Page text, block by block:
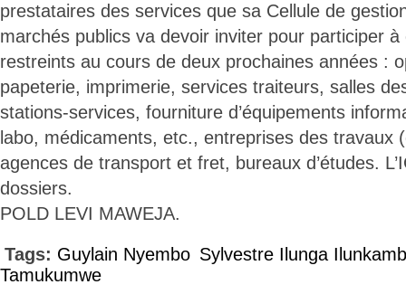
prestataires des services que sa Cellule de
marchés publics va devoir inviter pour participer à
restreints au cours de deux prochaines années :
papeterie, imprimerie, services traiteurs, salles
stations-services, fourniture d’équipements
labo, médicaments, etc., entreprises des travaux
agences de transport et fret, bureaux d’études.
dossiers.
POLD LEVI MAWEJA.
Tags: Guylain Nyembo Sylvestre Ilunga
Tamukumwe